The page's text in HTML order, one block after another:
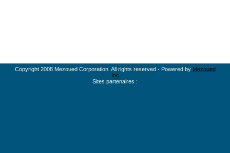
Copyright 2008 Mezoued Corporation. All rights reserved - Powered by Mezoued
Inc
Sites partenaires :